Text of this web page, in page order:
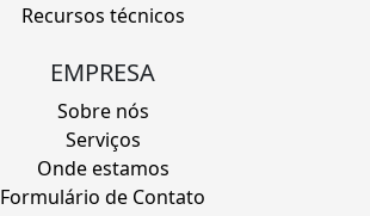
Recursos técnicos
EMPRESA
Sobre nós
Serviços
Onde estamos
Formulário de Contato